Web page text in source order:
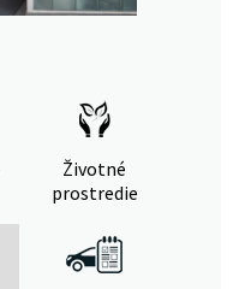
Životné
prostredie